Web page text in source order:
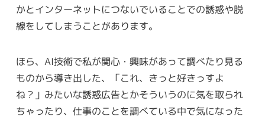
かとインターネットにつないでいることでの誘惑や脱
線をしてしまうことがあります。
ほら、AI技術で私が関心・興味があって調べたり見る
ものから導き出した、「これ、きっと好きっすよ
ね？」みたいな誘惑広告とかそういうのに気を取られ
ちゃったり、仕事のことを調べている中で気になった